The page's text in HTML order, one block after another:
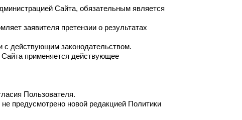
Сайта, обязательным является
заявителя претензии о результатах
с действующим законодательством.
применяется действующее
Пользователя.
предусмотрено новой редакцией Политики